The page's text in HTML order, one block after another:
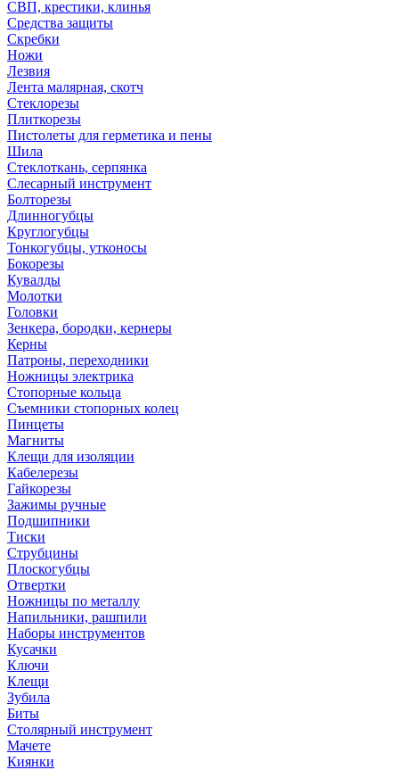
СВП, крестики, клинья
Средства защиты
Скребки
Ножи
Лезвия
Лента малярная, скотч
Стеклорезы
Плиткорезы
Пистолеты для герметика и пены
Шила
Стеклоткань, серпянка
Слесарный инструмент
Болторезы
Длинногубцы
Круглогубцы
Тонкогубцы, утконосы
Бокорезы
Кувалды
Молотки
Головки
Зенкера, бородки, кернеры
Керны
Патроны, переходники
Ножницы электрика
Стопорные кольца
Съемники стопорных колец
Пинцеты
Магниты
Клещи для изоляции
Кабелерезы
Гайкорезы
Зажимы ручные
Подшипники
Тиски
Струбцины
Плоскогубцы
Отвертки
Ножницы по металлу
Напильники, рашпили
Наборы инструментов
Кусачки
Ключи
Клещи
Зубила
Биты
Столярный инструмент
Мачете
Киянки